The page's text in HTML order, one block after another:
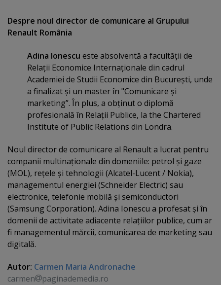
Despre noul director de comunicare al Grupului
Renault România
Adina Ionescu este absolventă a facultăţii de
Relaţii Economice Internaţionale din cadrul
Academiei de Studii Economice din Bucureşti, unde
a finalizat şi un master în "Comunicare şi
marketing”. În plus, a obţinut o diplomă
profesională în Relaţii Publice, la the Chartered
Institute of Public Relations din Londra.
Noul director de comunicare al Renault a lucrat pentru
companii multinaţionale din domeniile: petrol şi gaze
(MOL), reţele şi tehnologii (Alcatel-Lucent / Nokia),
managementul energiei (Schneider Electric) sau
electronice, telefonie mobilă şi semiconductori
(Samsung Corporation). Adina Ionescu a profesat şi în
domenii de activitate adiacente relaţiilor publice, cum ar
fi managementul mărcii, comunicarea de marketing sau
digitală.
Autor: Carmen Maria Andronache
carmen
paginademedia.ro